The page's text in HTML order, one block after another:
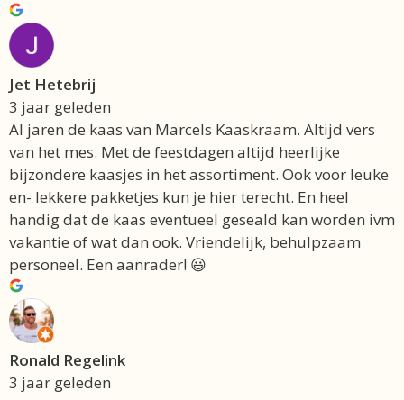
Jet Hetebrij
3 jaar geleden
Al jaren de kaas van Marcels Kaaskraam. Altijd vers
van het mes. Met de feestdagen altijd heerlijke
bijzondere kaasjes in het assortiment. Ook voor leuke
en- lekkere pakketjes kun je hier terecht. En heel
handig dat de kaas eventueel geseald kan worden ivm
vakantie of wat dan ook. Vriendelijk, behulpzaam
personeel. Een aanrader! 😃
Ronald Regelink
3 jaar geleden